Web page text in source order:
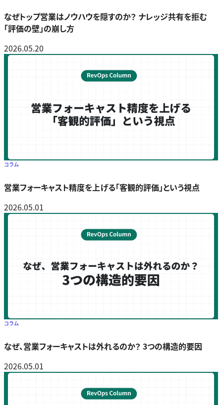
なぜトップ営業はノウハウを隠すのか？ ナレッジ共有を拒む
「評価の壁」の崩し方
2026.05.20
コラム
営業フォーキャスト精度を上げる「客観的評価」という視点
2026.05.01
コラム
なぜ、営業フォーキャストは外れるのか？ 3つの構造的要因
2026.05.01